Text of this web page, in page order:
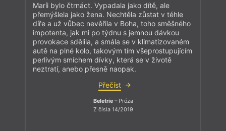
Maríi bylo čtrnáct. Vypadala jako dítě, ale
přemýšlela jako žena. Nechtěla zůstat v téhle
díře a už vůbec nevěřila v Boha, toho směšného
impotenta, jak mi po týdnu s jemnou dávkou
provokace sdělila, a smála se v klimatizovaném
autě na plné kolo, takovým tím všeprostupujícím
perlivým smíchem dívky, která se v životě
neztratí, anebo přesně naopak.
Přečíst
Beletrie– Próza
Z čísla 14/2019